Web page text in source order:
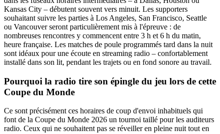
Kansas City – débutent souvent vers minuit. Les supporters
souhaitant suivre les parties à Los Angeles, San Francisco, Seattle
ou Vancouver seront particulièrement mis à l'épreuve : de
nombreuses rencontres y commencent entre 3 h et 6 h du matin,
heure française. Les matches de poule programmés tard dans la nuit
sont idéaux pour une écoute en streaming radio – confortablement
installé dans son lit, pendant les trajets ou en fond sonore au travail.
Pourquoi la radio tire son épingle du jeu lors de cette
Coupe du Monde
Ce sont précisément ces horaires de coup d'envoi inhabituels qui
font de la Coupe du Monde 2026 un tournoi taillé pour les auditeurs
radio. Ceux qui ne souhaitent pas se réveiller en pleine nuit tout en